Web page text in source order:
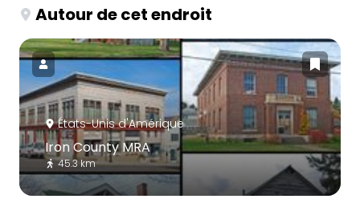
Autour de cet endroit
États-Unis d'Amérique
Iron County MRA
45.3 km